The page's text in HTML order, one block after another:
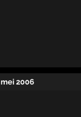
mei 2006